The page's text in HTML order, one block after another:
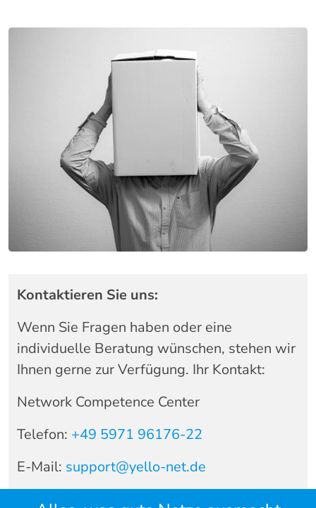
Kontaktieren Sie uns:
Wenn Sie Fragen haben oder eine
individuelle Beratung wünschen, stehen wir
Ihnen gerne zur Verfügung. Ihr Kontakt:
Network Competence Center
Telefon: +49 5971 96176-22
E-Mail: support@yello-net.de